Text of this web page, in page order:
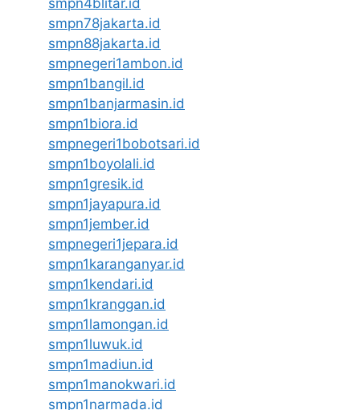
smpn4blitar.id
smpn78jakarta.id
smpn88jakarta.id
smpnegeri1ambon.id
smpn1bangil.id
smpn1banjarmasin.id
smpn1biora.id
smpnegeri1bobotsari.id
smpn1boyolali.id
smpn1gresik.id
smpn1jayapura.id
smpn1jember.id
smpnegeri1jepara.id
smpn1karanganyar.id
smpn1kendari.id
smpn1kranggan.id
smpn1lamongan.id
smpn1luwuk.id
smpn1madiun.id
smpn1manokwari.id
smpn1narmada.id